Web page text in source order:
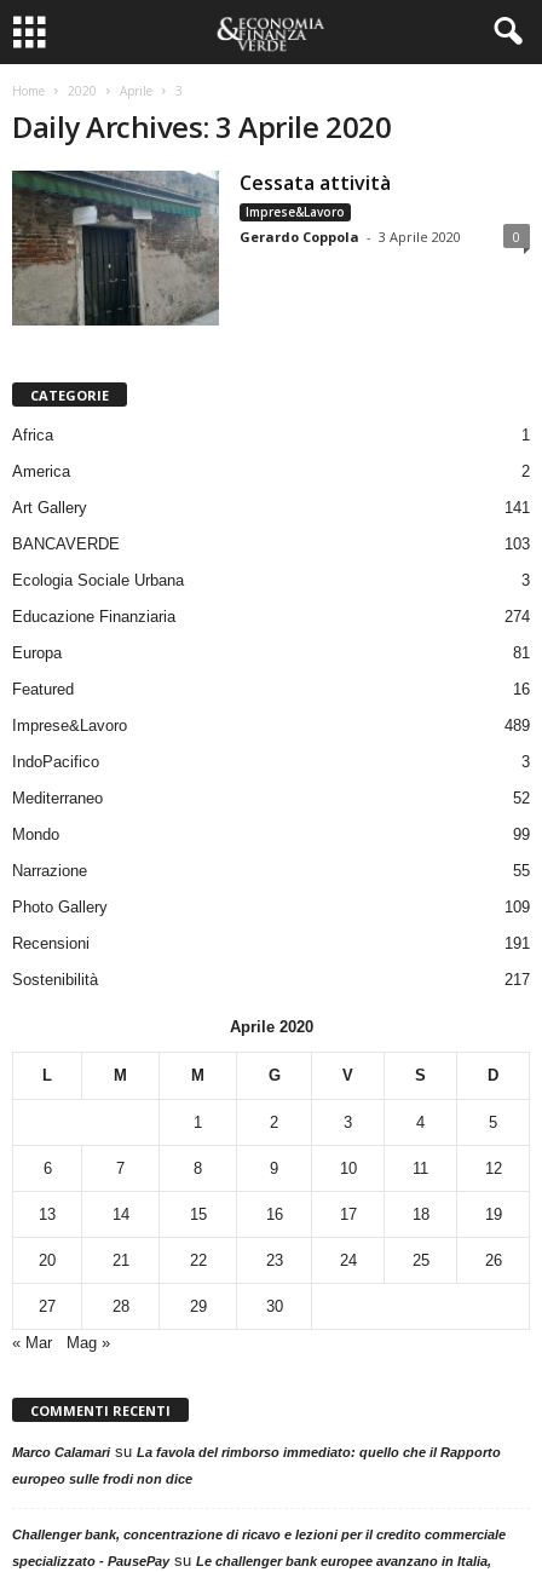
Home 2020 Aprile 3
Daily Archives: 3 Aprile 2020
Cessata attività
Imprese&Lavoro
Gerardo Coppola - 3 Aprile 2020 0
CATEGORIE
Africa
1
America
2
Art Gallery
141
BANCAVERDE
103
Ecologia Sociale Urbana
3
Educazione Finanziaria
274
Europa
81
Featured
16
Imprese&Lavoro
489
IndoPacifico
3
Mediterraneo
52
Mondo
99
Narrazione
55
Photo Gallery
109
Recensioni
191
Sostenibilità
217
Aprile 2020
L M M G V S D
1 2 3 4 5
6 7 8 9 10 11 12
13 14 15 16 17 18 19
20 21 22 23 24 25 26
27 28 29
30
« Mar
Mag »
COMMENTI RECENTI
Marco Calamarisu La favola del rimborso immediato: quello che il Rapporto
europeo sulle frodi non dice
Challenger bank, concentrazione di ricavo e lezioni per il credito commerciale
specializzato - PausePaysu Le challenger bank europee avanzano in Italia,